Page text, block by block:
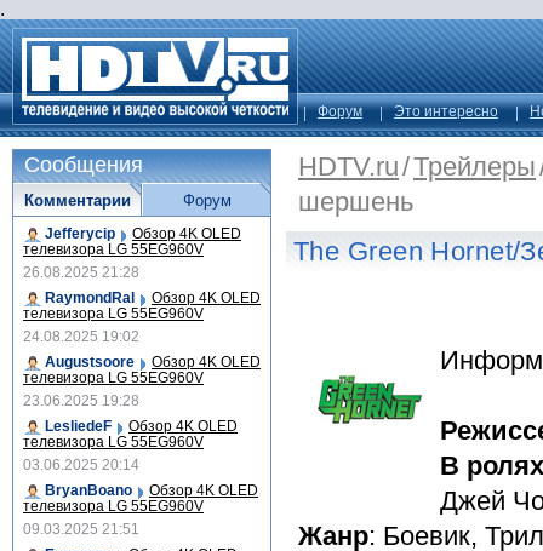
.
Форум Это интересно
HDTV.ru/Трейлеры
шершень
The Green Hornet/
В ролях
Джей
Жанр: Боевик,
Сообщения
Комментарии
Jefferycip Обзор 4K OLED
телевизора LG 55EG960V
26.08.2025 21:28
RaymondRal
Обзор 4K OLED
телевизора LG 55EG960V
24.08.2025 19:02
Augustsoore
Обзор 4K OLED
телевизора LG 55EG960V
23.06.2025 19:28
LesliedeF
Обзор 4K OLED
телевизора LG 55EG960V
03.06.2025 20:14
BryanBoano
Обзор 4K OLED
телевизора LG 55EG960V
09.03.2025 21:51
Форум